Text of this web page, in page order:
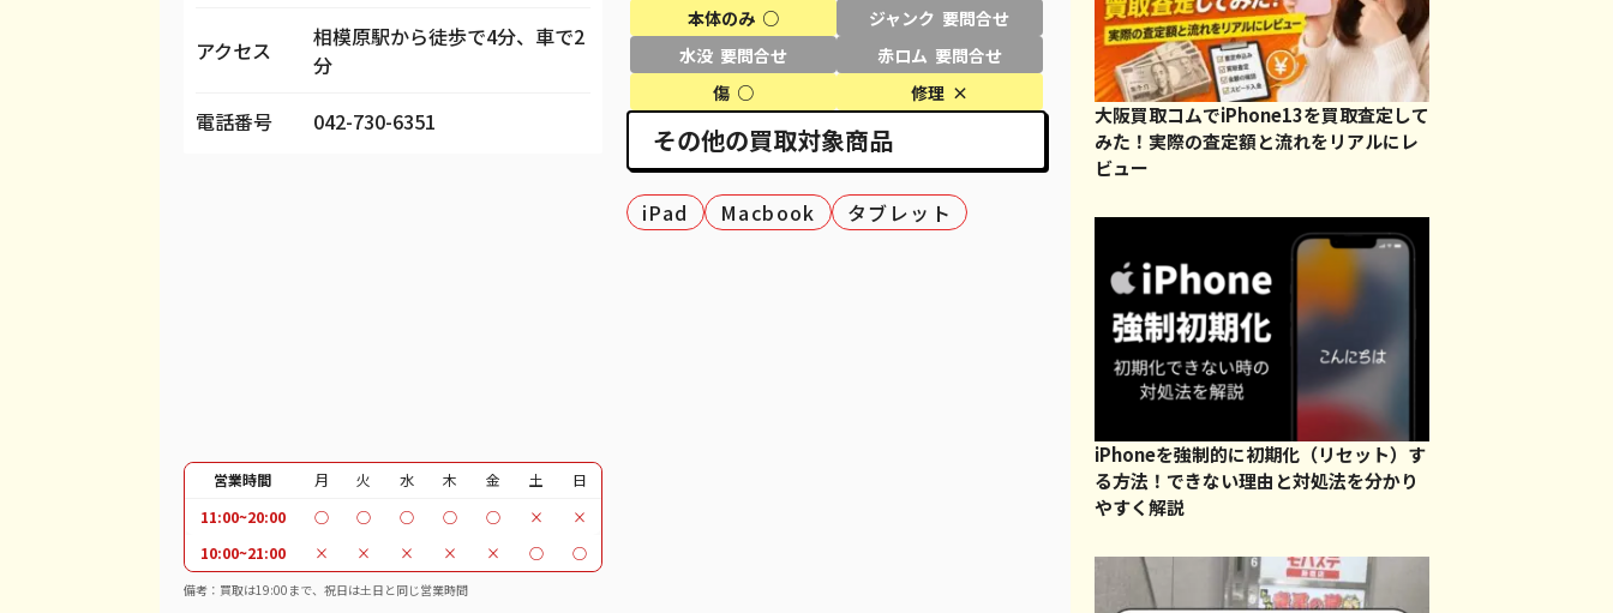
iPhone 13 Pro
iPhone 11 Pro Max
iPhone XS
都度見積(非公開)
都度見積(非公開)
都度見積(非公開)
¥69,100
¥39,600
¥18,100
¥61,000
¥69,000
¥25,000
¥37,000
¥57,000
¥18,000
¥37,000
アクセス
相模原駅から徒歩で4分、車で2
分
電話番号
042-730-6351
営業時間 月 火 水 木 金 土
日
11:00~20:00
○ ○ ○ ○ ○ ×
×
10:00~21:00
× × × × × ○ ○
備考：買取は19:00まで、祝日は土日と同じ営業時間
本体のみ ○
ジャンク 要問合せ
水没 要問合せ
赤ロム 要問合せ
傷 ○
修理 ×
その他の買取対象商品
iPad Macbook タブレット
大阪買取コムでiPhone13を買取査定して
みた！実際の査定額と流れをリアルにレ
ビュー
iPhoneを強制的に初期化（リセット）す
る方法！できない理由と対処法を分かり
やすく解説